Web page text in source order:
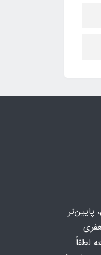
پایین‌تر
لطفاً